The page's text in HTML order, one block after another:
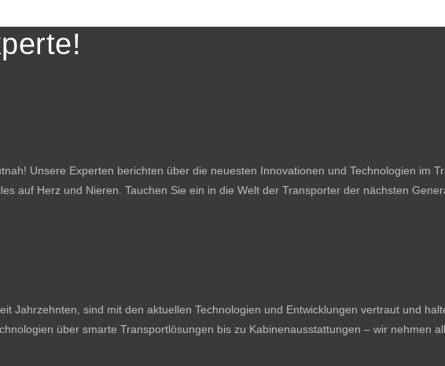
Unsere Experten berichten über die neuesten Innovationen und Technologien im
auf Herz und Nieren. Tauchen Sie ein in die Welt der Transporter der nächsten
Jahrzehnten, sind mit den aktuellen Technologien und Entwicklungen vertraut und
über smarte Transportlösungen bis zu Kabinenausstattungen – wir nehmen